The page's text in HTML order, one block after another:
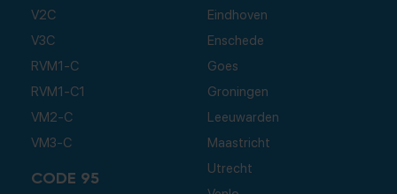
V2C
V3C
RVM1-C
RVM1-C1
VM2-C
VM3-C
CODE 95
Eindhoven
Enschede
Goes
Groningen
Leeuwarden
Maastricht
Utrecht